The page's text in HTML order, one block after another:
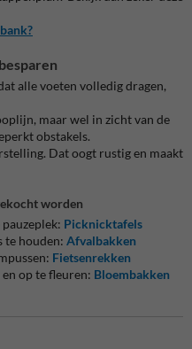
alle voeten volledig dragen,
maar wel in zicht van de
obstakels.
Dat oogt rustig en maakt
worden
Picknicktafels
te houden: Afvalbakken
Fietsenrekken
op te fleuren: Bloembakken